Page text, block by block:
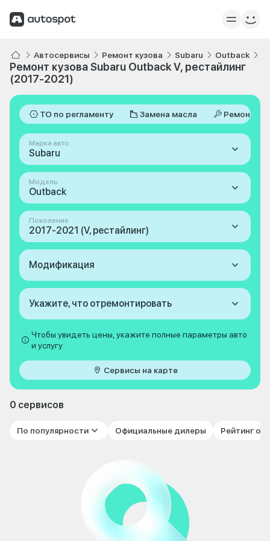
Автосервисы Ремонт кузова Subaru Outback
Ремонт кузова Subaru Outback V, рестайлинг
(2017-2021)
ТО по регламенту Замена масла Ремонт
Марка авто
Subaru
Модель
Outback
Поколение
2017-2021 (V, рестайлинг)
Модификация
Укажите, что отремонтировать
Чтобы увидеть цены, укажите полные параметры авто
и услугу
Сервисы на карте
0 сервисов
По популярности Официальные дилеры Рейтинг